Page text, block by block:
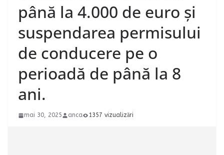
până la 4.000 de euro și
suspendarea permisului
de conducere pe o
perioadă de până la 8
ani.
mai 30, 2025 anca 1357 vizualizări